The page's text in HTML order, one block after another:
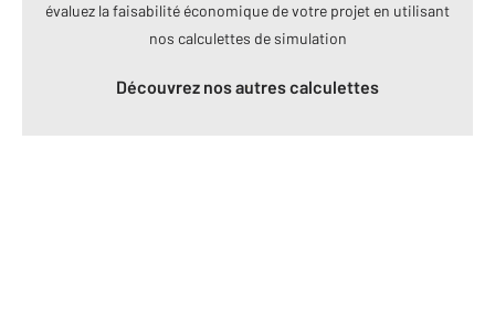
évaluez la faisabilité économique de votre projet en utilisant
nos calculettes de simulation
Découvrez nos autres calculettes